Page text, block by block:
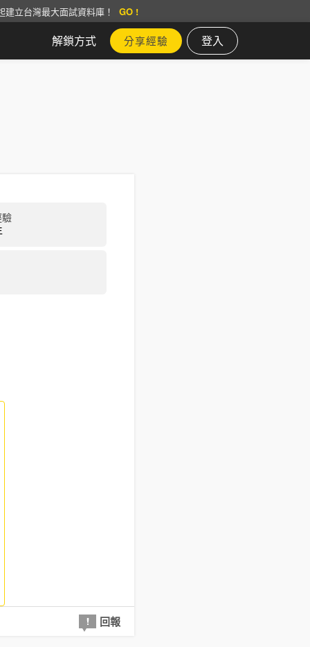
立台灣最大面試資料庫！ GO !
解鎖方式 分享經驗 登入
回報